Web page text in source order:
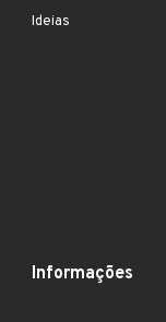
Ideias
Informações